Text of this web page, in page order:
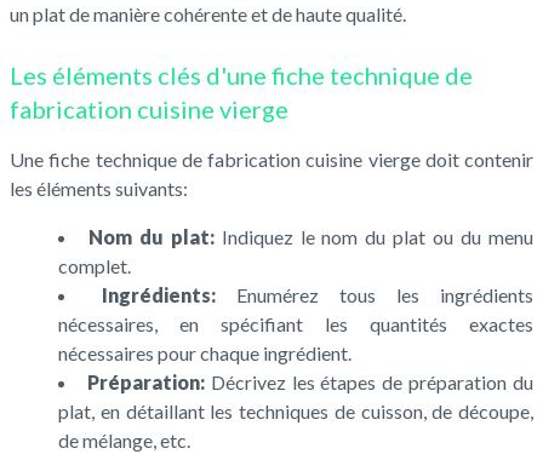
un plat de manière cohérente et de haute qualité.
Les éléments clés d'une fiche technique de
fabrication cuisine vierge
Une fiche technique de fabrication cuisine vierge doit contenir
les éléments suivants:
Nom du plat:Indiquez le nom du plat ou du menu
complet.
Ingrédients: Enumérez tous les ingrédients
nécessaires, en spécifiant les quantités exactes
nécessaires pour chaque ingrédient.
Préparation:Décrivez les étapes de préparation du
plat, en détaillant les techniques de cuisson, de découpe,
de mélange, etc.